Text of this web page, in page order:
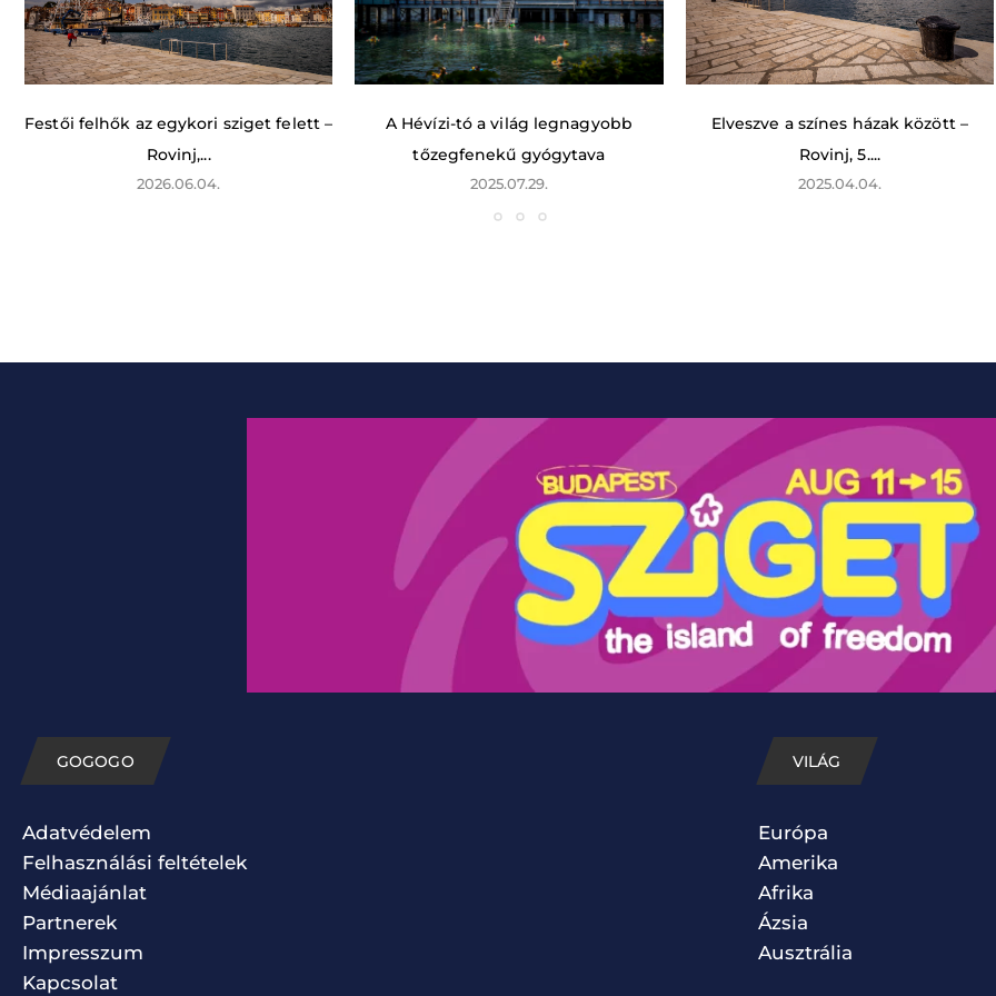
Festői felhők az egykori sziget felett –
Rovinj,...
2026.06.04.
A Hévízi-tó a világ legnagyobb
tőzegfenekű gyógytava
2025.07.29.
Elveszve a színes házak között –
Rovinj, 5....
2025.04.04.
GOGOGO
Adatvédelem
Felhasználási feltételek
Médiaajánlat
Partnerek
Impresszum
Kapcsolat
VILÁG
Európa
Amerika
Afrika
Ázsia
Ausztrália